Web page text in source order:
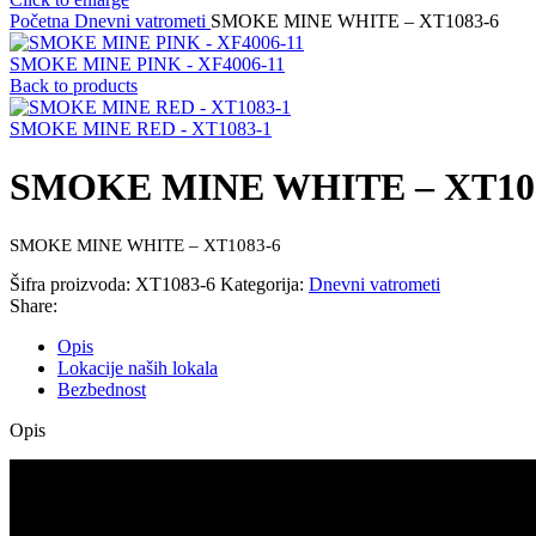
Početna Dnevni vatrometi SMOKE MINE WHITE – XT1083-6
SMOKE MINE PINK - XF4006-11
Back to products
SMOKE MINE RED - XT1083-1
SMOKE MINE WHITE –
SMOKE MINE WHITE – XT1083-6
Šifra proizvoda: XT1083-6 Kategorija: Dnevni vatrometi
Share:
Opis
Lokacije naših lokala
Bezbednost
Opis